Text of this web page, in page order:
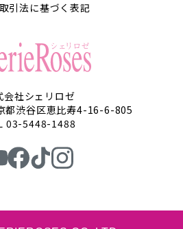
引法に基づく表記
会社シェリロゼ
都渋谷区恵比寿4-16-6-805
03-5448-1488